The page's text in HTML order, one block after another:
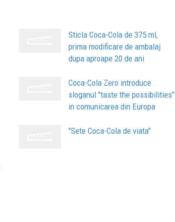
Sticla Coca-Cola de 375 ml,
prima modificare de ambalaj
dupa aproape 20 de ani
Coca-Cola Zero introduce
sloganul "taste the possibilities"
in comunicarea din Europa
"Sete Coca-Cola de viata"